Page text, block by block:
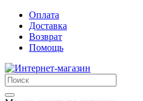
Оплата
Доставка
Возврат
Помощь